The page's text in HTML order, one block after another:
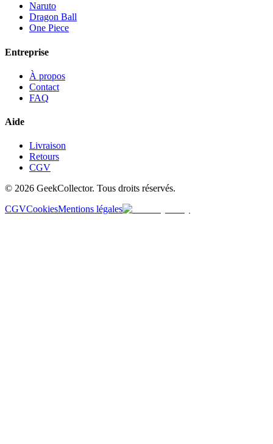
Naruto
Dragon Ball
One Piece
Entreprise
À propos
Contact
FAQ
Aide
Livraison
Retours
CGV
© 2026 GeekCollector. Tous droits réservés.
CGVCookiesMentions légales